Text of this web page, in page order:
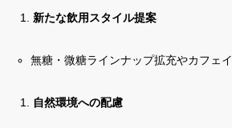
新たな飲用スタイル提案
無糖・微糖ラインナップ拡充やカフェ
自然環境への配慮